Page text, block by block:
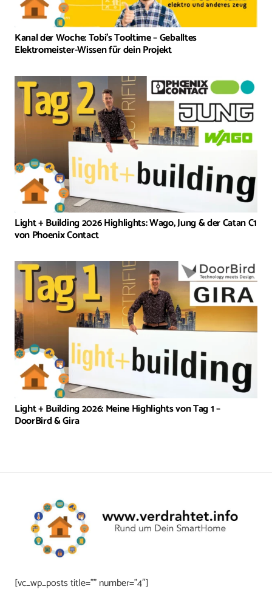
Kanal der Woche: Tobi’s Tooltime – Geballtes
Elektromeister-Wissen für dein Projekt
Light + Building 2026 Highlights: Wago, Jung & der Catan C1
von Phoenix Contact
Light + Building 2026: Meine Highlights von Tag 1 –
DoorBird & Gira
[vc_wp_posts title=”” number=”4″]